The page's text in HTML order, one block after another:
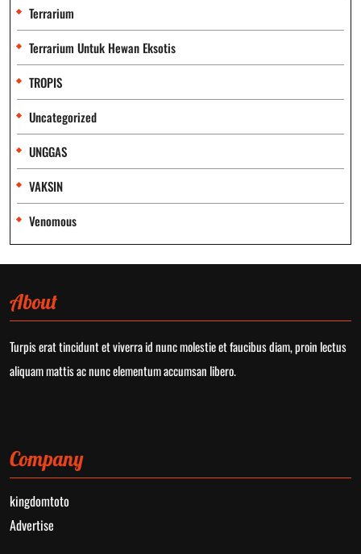
Terrarium
Terrarium Untuk Hewan Eksotis
TROPIS
Uncategorized
UNGGAS
VAKSIN
Venomous
About
Turpis erat tincidunt et viverra id nunc molestie et faucibus diam, proin lectus
aliquam mattis ac nunc elementum accumsan libero.
Company
kingdomtoto
Advertise